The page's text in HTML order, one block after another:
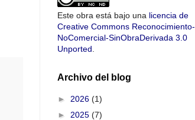
Este obra está bajo una licencia de
Creative Commons Reconocimiento-
NoComercial-SinObraDerivada 3.0
Unported
Archivo del blog
► 2026 (1)
► 2025 (7)